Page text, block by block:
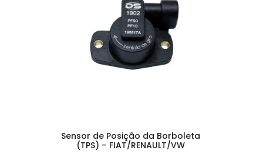
Sensor de Posição da Borboleta
(TPS) – FIAT/RENAULT/VW